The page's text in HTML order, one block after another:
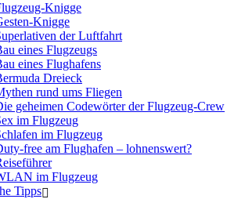
Knigge
Knigge
der Luftfahrt
eines Flugzeugs
eines Flughafens
Dreieck
rund ums Fliegen
geheimen Codewörter der Flugzeug-Crew
im Flugzeug
im Flugzeug
free am Flughafen – lohnenswert?
im Flugzeug
Tipps